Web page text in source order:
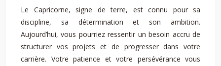
Le Capricorne, signe de terre, est connu pour sa
discipline, sa détermination et son ambition.
Aujourd’hui, vous pourriez ressentir un besoin accru de
structurer vos projets et de progresser dans votre
carrière. Votre patience et votre persévérance vous